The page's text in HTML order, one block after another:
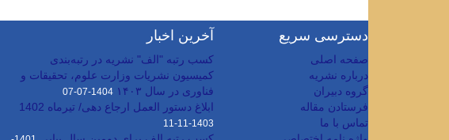
دسترسی سریع
صفحه اصلی
درباره نشریه
گروه دبیران
فرستادن مقاله
تماس با ما
آخرین اخبار
کسب رتبه "الف" نشریه در رتبه‌بندی
کمیسیون نشریات وزارت علوم، تحقیقات و
فناوری در سال ۱۴۰۳
1404-07-07
ابلاغ دستور العمل ارجاع دهی/ تیرماه 1402
1403-11-11